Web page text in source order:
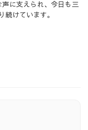
に支えられ、今日も三
けています。